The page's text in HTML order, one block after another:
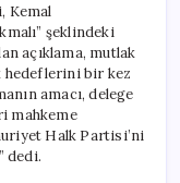
Kemal
şeklindeki
açıklama, mutlak
hedeflerini bir kez
amacı, delege
mahkeme
Halk Partisi’ni
dedi.